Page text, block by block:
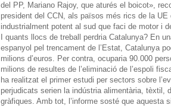
del PP, Mariano Rajoy, que aturés el boicot»,
president del CCN, als països més rics de la
industrialment potent al sud que faci de motor i
I quants llocs de treball perdria Catalunya? En
espanyol pel trencament de l’Estat, Catalunya
milions d’euros. Per contra, ocuparia 90.000
milions de resultes de l’eliminació de l’espoli
ha realitzat el primer estudi per sectors sobre
perjudicats serien la indústria alimentària, tèxtil,
gràfiques. Amb tot, l’informe sosté que aquesta